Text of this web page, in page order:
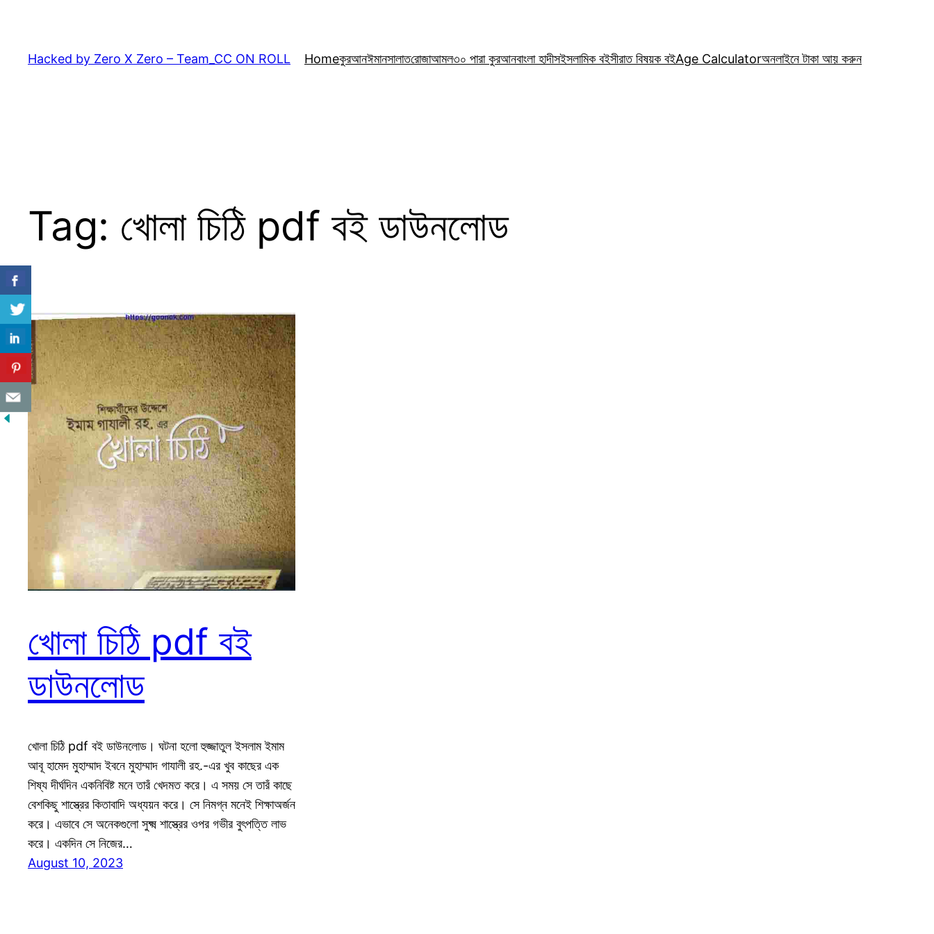
content
Hacked by Zero X Zero – Team_CC ON ROLL Homeকুরআনঈমানসালাতরোজাআমল৩০ পারা কুরআনবাংলা হাদীসইসলামিক বইসীরাত বিষয়ক বইAge Calculatorঅনলাইনে টাকা আয় করুন
Tag: খোলা চিঠি pdf বই ডাউনলোড
খোলা চিঠি pdf বই
ডাউনলোড
খোলা চিঠি pdf বই ডাউনলোড। ঘটনা হলো হুজ্জাতুল ইসলাম ইমাম
আবূ হামেদ মুহাম্মাদ ইবনে মুহাম্মাদ গাযালী রহ.-এর খুব কাছের এক
শিষ্য দীর্ঘদিন একনিবিষ্ট মনে তারঁ খেদমত করে। এ সময় সে তারঁ কাছে
বেশকিছু শাস্ত্রের কিতাবাদি অধ্যয়ন করে। সে নিমগ্ন মনেই শিক্ষাঅর্জন
করে। এভাবে সে অনেকগুলো সুক্ষ্ম শাস্ত্রের ওপর গভীর বুৎপত্তি লাভ
করে। একদিন সে নিজের…
August 10, 2023